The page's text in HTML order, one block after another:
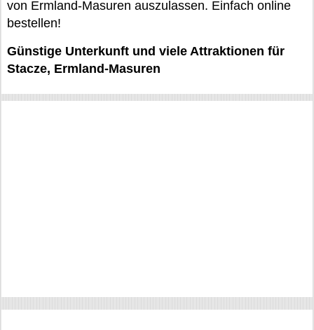
von Ermland-Masuren auszulassen. Einfach online
bestellen!
Günstige Unterkunft und viele Attraktionen für
Stacze, Ermland-Masuren